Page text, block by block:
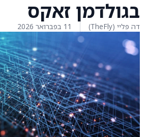
בגולדמן זאקס
דה פליי (TheFly) 11 בפברואר 2026